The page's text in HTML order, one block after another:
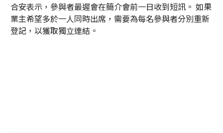
合安表示，參與者最遲會在簡介會前一日收到短訊。 如果
業主希望多於一人同時出席，需要為每名參與者分別重新
登記，以獲取獨立連結。